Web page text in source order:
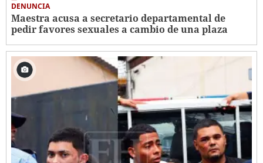
DENUNCIA
Maestra acusa a secretario departamental de
pedir favores sexuales a cambio de una plaza